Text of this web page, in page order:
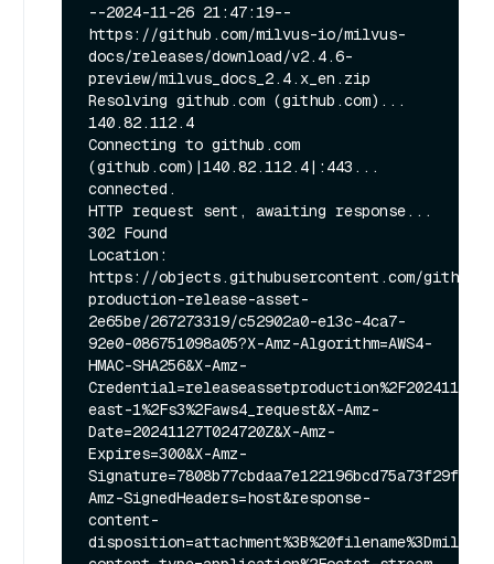
--2024-11-26 21:47:19--
https://github.com/milvus-io/milvus-
docs/releases/download/v2.4.6-
preview/milvus_docs_2.4.x_en.zip
Resolving github.com (github.com)...
140.82.112.4
Connecting to github.com
(github.com)|140.82.112.4|:443...
connected.
HTTP request sent, awaiting response...
302 Found
Location:
https://objects.githubusercontent.com/github-
production-release-asset-
2e65be/267273319/c52902a0-e13c-4ca7-
92e0-086751098a05?X-Amz-Algorithm=AWS4-
HMAC-SHA256&X-Amz-
east-1%2Fs3%2Faws4_request&X-Amz-
Date=20241127T024720Z&X-Amz-
Expires=300&X-Amz-
Amz-SignedHeaders=host&response-
content-